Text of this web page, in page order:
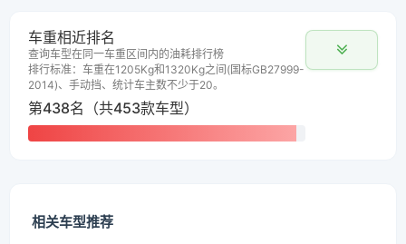
车重相近排名
查询车型在同一车重区间内的油耗排行榜
排行标准：车重在1205Kg和1320Kg之间(国标GB27999-
2014)、手动挡、统计车主数不少于20。
第438名（共453款车型）
相关车型推荐